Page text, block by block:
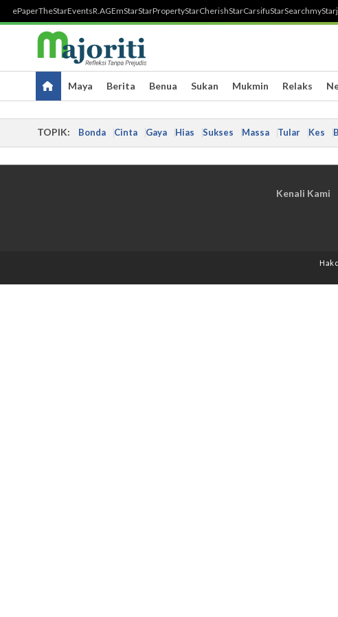
ePaperTheStarEventsR.AGEmStarStarPropertyStarCherishStarCarsifuStarSearch
Maya Berita Benua Sukan Mukmin Relaks
TOPIK: Bonda Cinta Gaya Hias Sukses Massa Tular Kes
Kenali Kami